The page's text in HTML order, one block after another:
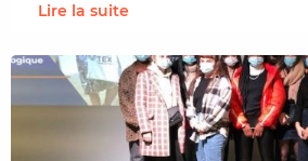
Lire la suite